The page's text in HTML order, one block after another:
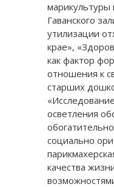
марикультуры
Гаванского
утилизации
крае»,
как фактор
отношения к
старших
осветления
социально
качества